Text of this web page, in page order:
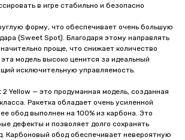
в игре стабильно и безопасно
форму, что обеспечивает очень большую
(Sweet Spot). Благодаря этому направлять
проще, что снижает количество
модель высоко ценится за идеальный
исключительную управляемость.
Yellow — это продуманная модель, созданная
Ракетка обладает очень усиленной
обод выполнен на 100% из карбона. Это
дефекты и позволяет долго сохранять
Карбоновый обод обеспечивает невероятную